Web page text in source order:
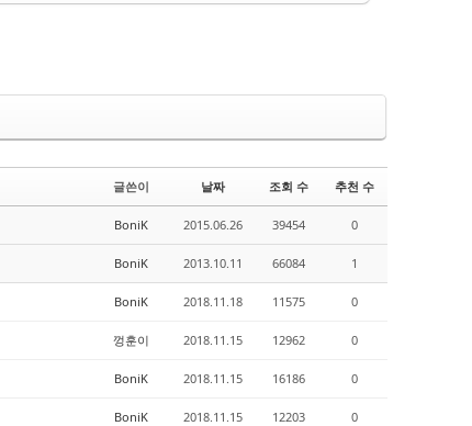
글쓴이 날짜 조회 수 추천 수
BoniK 2015.06.26 39454 0
BoniK 2013.10.11 66084 1
BoniK 2018.11.18 11575 0
껑훈이 2018.11.15 12962 0
BoniK 2018.11.15 16186 0
BoniK 2018.11.15 12203 0